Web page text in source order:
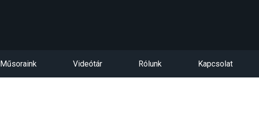
Műsoraink Videótár Rólunk Kapcsolat